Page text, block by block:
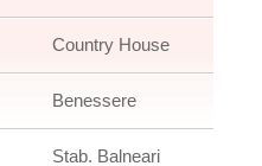
Country House
Benessere
Stab. Balneari